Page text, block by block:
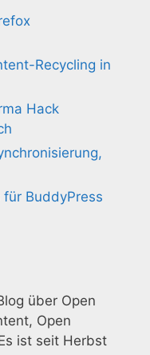
Recycling in
Hack
BuddyPress
über Open
Open
ist seit Herbst